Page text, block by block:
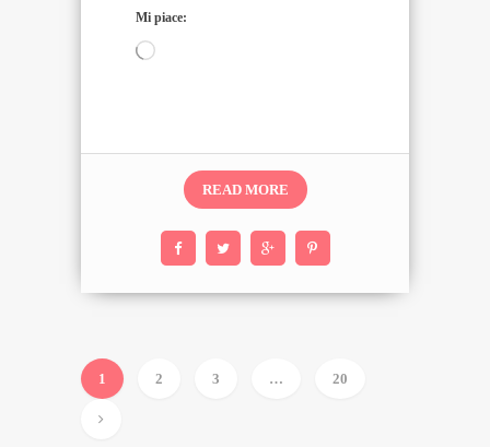
Mi piace:
Caricamento
READ MORE
1 2 3 … 20